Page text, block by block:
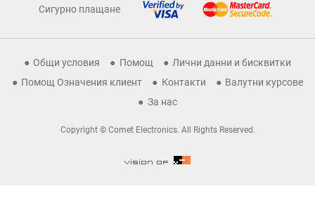
Сигурно плащане
Общи условия Помощ
Лични данни и бисквитки
Помощ Означения клиент
Контакти
Валутни курсове
За нас
Copyright © Comet Electronics. All Rights Reserved.